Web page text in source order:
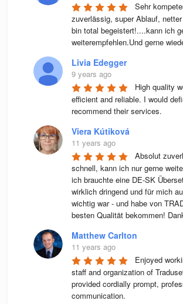
Sehr
zuverlässig, super Ablauf,
bin total begeistert!....kann ich
weiterempfehlen.Und gerne
Livia Edegger
9 years ago
High quality
efficient and reliable. I would
recommend their services.
Viera Kútiková
11 years ago
Absolut
schnell, kann ich nur gerne
ich brauchte eine DE-SK
wirklich dringend und für mich
wichtig war - und habe von
besten Qualität bekommen!
Matthew Carlton
11 years ago
Enjoyed
staff and organization of
provided cordially prompt,
communication.